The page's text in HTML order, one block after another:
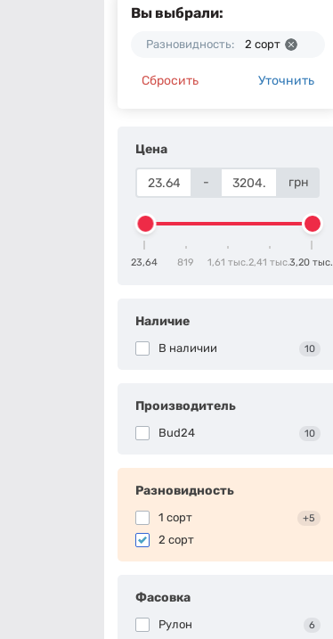
Строительные пленки 100 мк
Строительные пленки Kubala
Вы выбрали:
Разновидность: 2 сорт
Сбросить Уточнить
Цена
- грн
23,64 819 1,61 тыс.2,41 тыс.3,20 тыс.
Наличие
В наличии 10
Производитель
Bud24 10
Разновидность
1 сорт +5
2 сорт
Фасовка
Рулон 6